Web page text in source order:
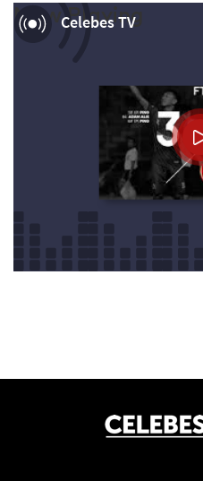
Celebes TV
Now Playing